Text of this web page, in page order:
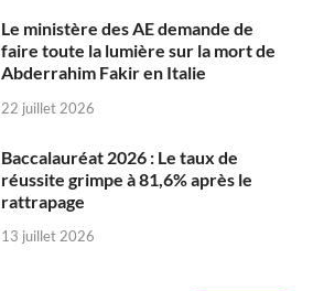
Le ministère des AE demande de
faire toute la lumière sur la mort de
Abderrahim Fakir en Italie
22 juillet 2026
Baccalauréat 2026 : Le taux de
réussite grimpe à 81,6% après le
rattrapage
13 juillet 2026